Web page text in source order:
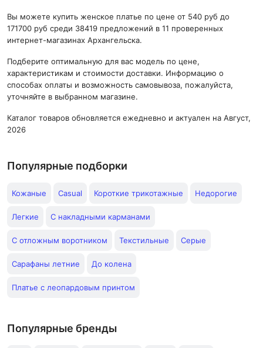
Вы можете купить женское платье по цене от 540 руб до
171700 руб среди 38419 предложений в 11 проверенных
интернет-магазинах Архангельска.
Подберите оптимальную для вас модель по цене,
характеристикам и стоимости доставки. Информацию о
способах оплаты и возможность самовывоза, пожалуйста,
уточняйте в выбранном магазине.
Каталог товаров обновляется ежедневно и актуален на Август,
2026
Популярные подборки
Кожаные Casual Короткие трикотажные Недорогие
Легкие С накладными карманами
С отложным воротником Текстильные Серые
Сарафаны летние До колена
Платье с леопардовым принтом
Популярные бренды